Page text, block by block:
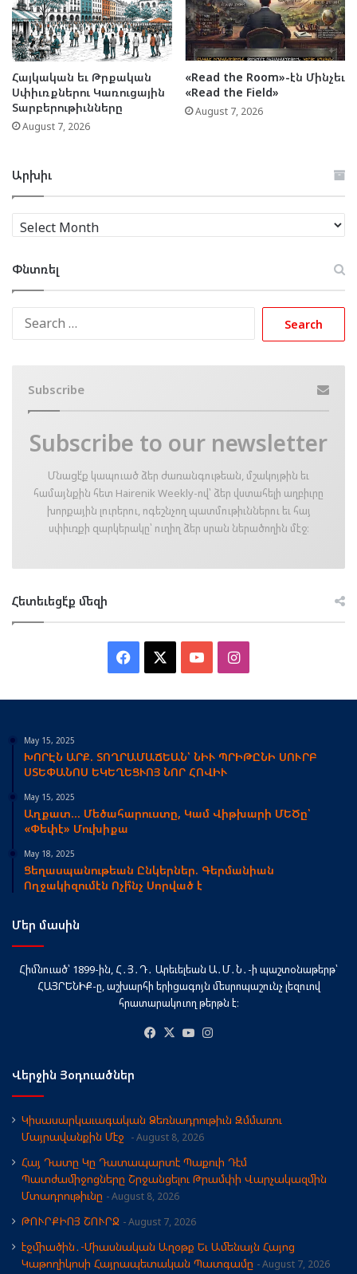
Հայկական եւ Թրքական
Սփիւռքներու Կառուցային
Տարբերութիւնները
August 7, 2026
«Read the Room»-էն Մինչեւ
«Read the Field»
August 7, 2026
Արխիւ
Արխիւ
Փնտռել
Subscribe
Subscribe to our newsletter
Մնացէ՛ք կապուած ձեր ժառանգութեան, մշակոյթին եւ
համայնքին հետ Hairenik Weekly-ով՝ ձեր վստահելի աղբիւրը
խորքային լուրերու, ոգեշնչող պատմութիւններու եւ հայ
սփիւռքի զարկերակը՝ ուղիղ ձեր սրան ներածողին մէջ։
Հետեւեցէ՛ք մեզի
Facebook YouTubeInstagram
May 15, 2025
ԽՈՐԷՆ ԱՐՔ. ՏՈՂՐԱՄԱՃԵԱՆ՝ ՆԻՒ ՊՐԻԹԸՆԻ ՍՈՒՐԲ
ՍՏԵՓԱՆՈՍ ԵԿԵՂԵՑՒՈՅ ՆՈՐ ՀՈՎԻՒ
May 15, 2025
Աղքատ… Մեծահարուստը, Կամ Վիթխարի ՄԵԾը՝
«Փեփէ» Մուխիքա
May 18, 2025
Ցեղասպանութեան Ընկերներ. Գերմանիան
Ողջակիզումէն Ոչի՞նչ Սորված է
Մեր մասին
Հիմնուած՝ 1899-ին, Հ․Յ․Դ․ Արեւելեան Ա․Մ․Ն․-ի պաշտօնաթերթ՝
ՀԱՅՐԵՆԻՔ-ը, աշխարհի երիցագոյն մեսրոպաշունչ լեզուով
հրատարակուող թերթն է։
Facebook
X YouTube
Վերջին Յօդուածներ
Կիսասարկաւագական Ձեռնադրութիւն Զմմառու
Մայրավանքին Մէջ
August 8, 2026
Հայ Դատը Կը Դատապարտէ Պաքուի Դէմ
Պատժամիջոցները Շրջանցելու Թրամփի Վարչակազմին
Մտադրութիւնը
August 8, 2026
ԹՈՒՐՔԻՈՅ ՇՈՒՐՋ August 7, 2026
էջմիածին․-Միասնական Աղօթք Եւ Ամենայն Հայոց
Կաթողիկոսի Հայրապետական Պատգամը
August 7, 2026